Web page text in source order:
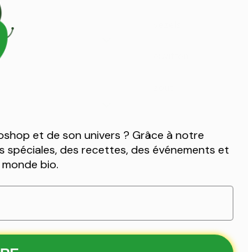
et de son univers ? Grâce à notre
des recettes, des événements et
bio.
Nutribel